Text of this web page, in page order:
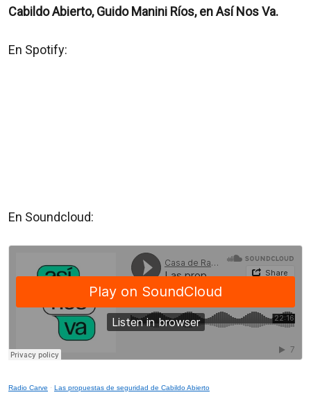
Cabildo Abierto, Guido Manini Ríos, en Así Nos Va.
En Spotify:
En Soundcloud:
Radio Carve · Las propuestas de seguridad de Cabildo Abierto